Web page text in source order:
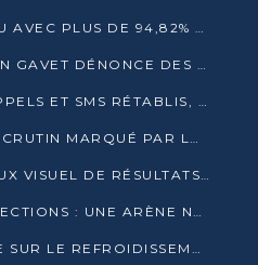
SASSOU N’GUESSO RÉÉLU AVEC PLUS DE 94,82% DES VOIX
PRÉSIDENTIELLE : DESTIN GAVET DÉNONCE DES IRRÉGULARITÉS ET REVENDIQUE LA VICTOIRE
PRÉSIDENTIELLE : LES APPELS ET SMS RÉTABLIS, INTERNET RESTE BLOQUÉ
PRÉSIDENTIELLE A : UN SCRUTIN MARQUÉ PAR LA COUPURE D’INTERNET ET UNE AFFLUENCE TIMIDE À BRAZZAVILLE
PRÉSIDENTIELLE : UN FAUX VISUEL DE RÉSULTATS CIRCULE
RÉSEAUX SOCIAUX ET ÉLECTIONS : UNE ARÈNE NUMÉRIQUE EN PLEINE MUTATION AU CONGO
À FREETOWN, MEER MISE SUR LE REFROIDISSEMENT PASSIF FACE À LA CHALEUR EXTRÊME